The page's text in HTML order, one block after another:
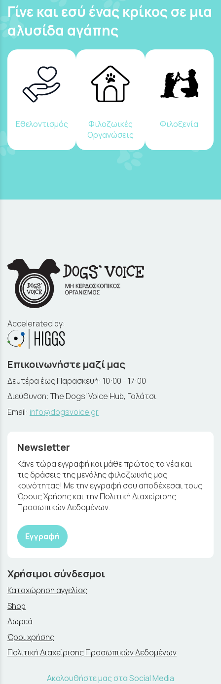
Γίνε και εσύ ένας κρίκος σε μια
αλυσίδα αγάπης
Εθελοντισμός
Φιλοζωικές
Οργανώσεις
Φιλοξενία
Accelerated by:
Επικοινωνήστε μαζί μας
Δευτέρα έως Παρασκευή: 10:00 - 17:00
Διεύθυνση: The Dogs' Voice Hub, Γαλάτσι
Email: info@dogsvoice.gr
Newsletter
Κάνε τώρα εγγραφή και μάθε πρώτος τα νέα και
τις δράσεις της μεγάλης φιλοζωικής μας
κοινότητας! Με την εγγραφή σου αποδέχεσαι τους
Όρους Χρήσης και την Πολιτική Διαχείρισης
Προσωπικών Δεδομένων.
Εγγραφή
Χρήσιμοι σύνδεσμοι
Καταχώρηση αγγελίας
Shop
Δωρεά
Όροι χρήσης
Πολιτική Διαχείρισης Προσωπικών Δεδομένων
Ακολουθήστε μας στα Social Media